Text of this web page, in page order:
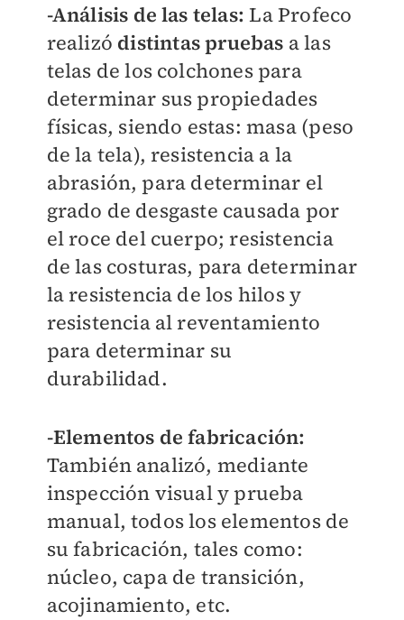
-Análisis de las telas:La Profeco
realizó distintas pruebas a las
telas de los colchones para
determinar sus propiedades
físicas, siendo estas: masa (peso
de la tela), resistencia a la
abrasión, para determinar el
grado de desgaste causada por
el roce del cuerpo; resistencia
de las costuras, para determinar
la resistencia de los hilos y
resistencia al reventamiento
para determinar su
durabilidad.
-Elementos de fabricación:
También analizó, mediante
inspección visual y prueba
manual, todos los elementos de
su fabricación, tales como:
núcleo, capa de transición,
acojinamiento, etc.